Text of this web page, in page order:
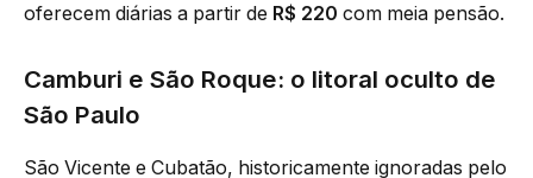
oferecem diárias a partir de R$ 220 com meia pensão.
Camburi e São Roque: o litoral oculto de
São Paulo
São Vicente e Cubatão, historicamente ignoradas pelo